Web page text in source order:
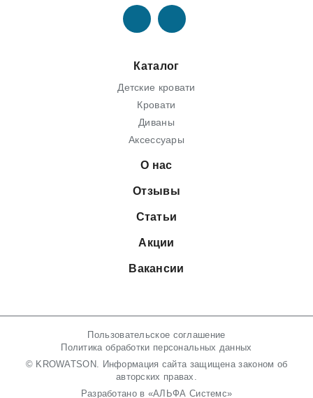
Каталог
Детские кровати
Кровати
Диваны
Аксессуары
О нас
Отзывы
Статьи
Акции
Вакансии
Пользовательское соглашение
Политика обработки персональных данных
© KROWATSON. Информация сайта защищена законом об
авторских правах.
Разработано в «АЛЬФА Системс»